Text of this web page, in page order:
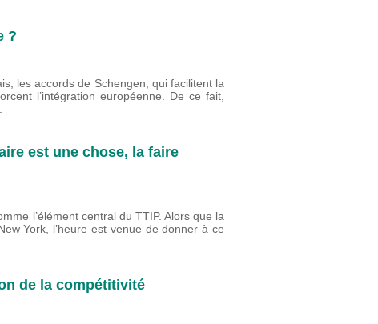
?
les accords de Schengen, qui facilitent la
l’intégration européenne. De ce fait,
est une chose, la faire
l’élément central du TTIP. Alors que la
York, l’heure est venue de donner à ce
de la compétitivité